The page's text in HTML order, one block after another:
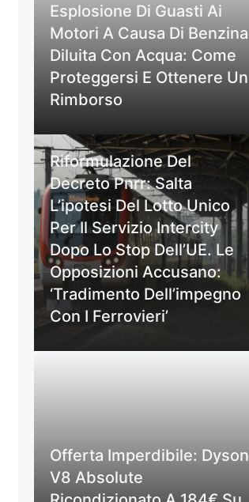
Esplosione Di Guasti Ai
Motori A Causa Di Benzina
Diluita Con Acqua: Come
Proteggersi E Ottenere Un
Rimborso
Riformulazione Del
Decreto Pnrr: Salta
L’ipotesi Del Lotto Unico
Per Il Servizio Intercity
Dopo Lo Stop Dell’UE. Le
Opposizioni Accusano:
‘Tradimento Dell’impegno
Con I Ferrovieri’
Offerta Imperdibile: Dyson
V8 Absolute